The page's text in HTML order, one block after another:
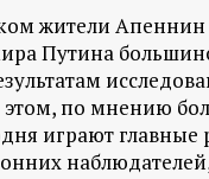
жители Апеннин
Путина
по мнению
играют